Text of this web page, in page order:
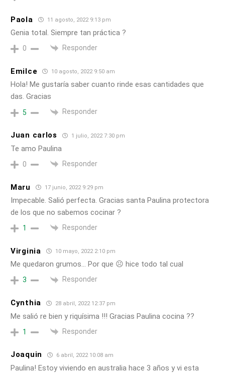
Paola 11 agosto, 2022 9:13 pm
Genia total. Siempre tan práctica ?
0 Responder
Emilce 10 agosto, 2022 9:50 am
Hola! Me gustaría saber cuanto rinde esas cantidades que
das. Gracias
5 Responder
Juan carlos 1 julio, 2022 7:30 pm
Te amo Paulina
0 Responder
Maru 17 junio, 2022 9:29 pm
Impecable. Salió perfecta. Gracias santa Paulina protectora
de los que no sabemos cocinar ?
1 Responder
Virginia 10 mayo, 2022 2:10 pm
Me quedaron grumos… Por que ☹️ hice todo tal cual
3 Responder
Cynthia 28 abril, 2022 12:37 pm
Me salió re bien y riquísima !!! Gracias Paulina cocina ??
1 Responder
Joaquin 6 abril, 2022 10:08 am
Paulina! Estoy viviendo en australia hace 3 años y vi esta